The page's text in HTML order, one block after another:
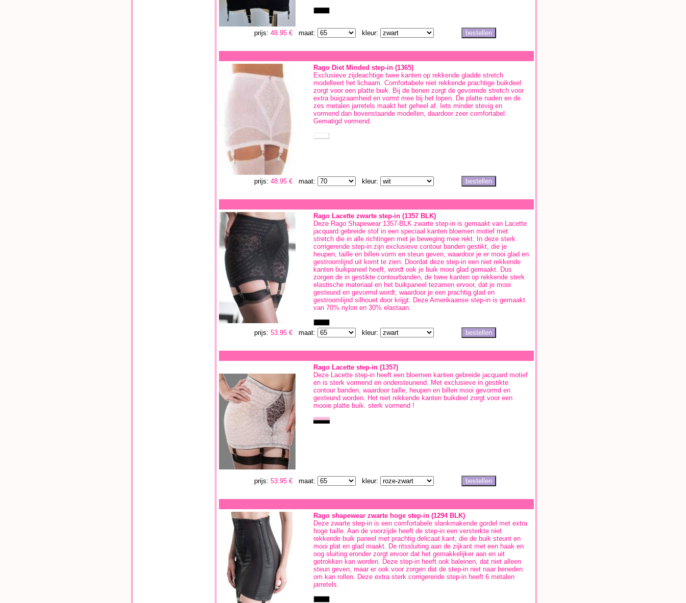
prijs:48.95 € maat: kleur:
Rago Diet Minded step-in (1365)
Exclusieve zijdeachtige twee kanten op rekkende gladde stretch
modelleert het lichaam. Comfortabele niet rekkende prachtige buikdeel
zorgt voor een platte buik. Bij de benen zorgt de gevormde stretch voor
extra buigzaamheid en vormt mee bij het lopen. De platte naden en de
zes metalen jarretels maakt het geheel af. Iets minder stevig en
vormend dan bovenstaande modellen, daardoor zeer comfortabel.
Gematigd vormend.
prijs:48.95 € maat: kleur:
Rago Lacette zwarte step-in (1357 BLK)
Deze Rago Shapewear 1357-BLK zwarte step-in is gemaakt van Lacette
jacquard gebreide stof in een speciaal kanten bloemen motief met
stretch die in alle richtingen met je beweging mee rekt. In deze sterk
corrigerende step-in zijn exclusieve contour banden gestikt, die je
heupen, taille en billen vorm en steun geven, waardoor je er mooi glad en
gestroomlijnd uit komt te zien. Doordat deze step-in een niet rekkende
kanten buikpaneel heeft, wordt ook je buik mooi glad gemaakt. Dus
zorgen de in gestikte contourbanden, de twee kanten op rekkende sterk
elastische materiaal en het buikpaneel tezamen ervoor, dat je mooi
gesteund en gevormd wordt, waardoor je een prachtig glad en
gestroomlijnd silhouet door krijgt. Deze Amerikaanse step-in is gemaakt
van 70% nylon en 30% elastaan.
prijs:53.95 € maat: kleur:
Rago Lacette step-in (1357)
Deze Lacette step-in heeft een bloemen kanten gebreide jacquard motief
en is sterk vormend en ondersteunend. Met exclusieve in gestikte
contour banden, waardoor taille, heupen en billen mooi gevormd en
gesteund worden. Het niet rekkende kanten buikdeel zorgt voor een
mooie platte buik. sterk vormend !
prijs:53.95 € maat: kleur:
Rago shapewear zwarte hoge step-in (1294 BLK)
Deze zwarte step-in is een comfortabele slankmakende gordel met extra
hoge taille. Aan de voorzijde heeft de step-in een versterkte niet
rekkende buik paneel met prachtig delicaat kant, die de buik steunt en
mooi plat en glad maakt. De ritssluiting aan de zijkant met een haak en
oog sluiting eronder zorgt ervoor dat het gemakkelijker aan en uit
getrokken kan worden. Deze step-in heeft ook baleinen, dat niet alleen
steun geven, maar er ook voor zorgen dat de step-in niet naar beneden
om kan rollen. Deze extra sterk corrigerende step-in heeft 6 metalen
jarretels.